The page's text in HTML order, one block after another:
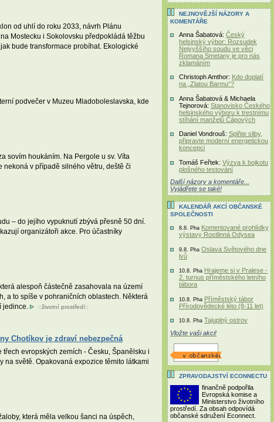
od uhlí do roku 2033, návrh Plánu
Mostecku i Sokolovsku předpokládá těžbu
bude transformace probíhat. Ekologické
podvečer v Muzeu Mladoboleslavska, kde
sovím houkáním. Na Pergole u sv. Víta
nekoná v případě silného větru, deště či
– do jejího vypuknutí zbývá přesně 50 dní.
organizátoři akce. Pro účastníky
alespoň částečně zasahovala na území
a to spíše v pohraničních oblastech. Některá
jedince.
::životní prostředí::
Chotíkov je zdraví nebezpečná
evropských zemích - Česku, Španělsku i
na světě. Opakovaná expozice těmito látkami
která měla velkou šanci na úspěch,
NEJNOVĚJŠÍ NÁZORY A
KOMENTÁŘE
Anna Šabatová: Český
helsinský výbor: Rozsudek
Nejvyššího soudu ve věci
Romana Smetany je pro nás
zklamáním
Christoph Amthor: Kdo doplatí
na „Zlatou Barmu“?
Anna Šabatová & Michaela
Tejnorová: Stanovisko Českého
helsinského výboru k trestnímu
stíhání manželů Čápových
Daniel Vondrouš: Splňte sliby,
připravte moderní energetickou
koncepci
Tomáš Feřtek: Výzva k bojkotu
plošného testování
Další názory a komentáře...
Vyjádřete se také!
KALENDÁŘ AKCÍ OBČANSKÉ
SPOLEČNOSTI
8.8. Pha Komentované prohlídky
výstavy Rostlinná Odysea
9.8. Pha Oslava Světového dne
lvů
10.8. Pha Hrajeme si v Pralese -
2. turnus příměstského letního
tábora
10.8. Pha Příměstský tábor
Přírodovědecké léto (8-11 let)
10.8. Pha Tajuplný ostrov
Vložte vaši akci!
ZPRAVODAJSTVÍ ECONNECTU
finančně podpořila
Evropská komise a
Ministerstvo životního
prostředí. Za obsah odpovídá
občanské sdružení Econnect.